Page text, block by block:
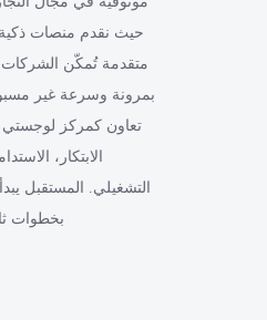
حيث نقدم منصات ذكية
متقدمة تُمكّن الشركات
بمرونة وسرعة غير
تعاون كمركز لوجستي
الابتكار،
التشغيلي. المستقبل يبدأ
بخطوات